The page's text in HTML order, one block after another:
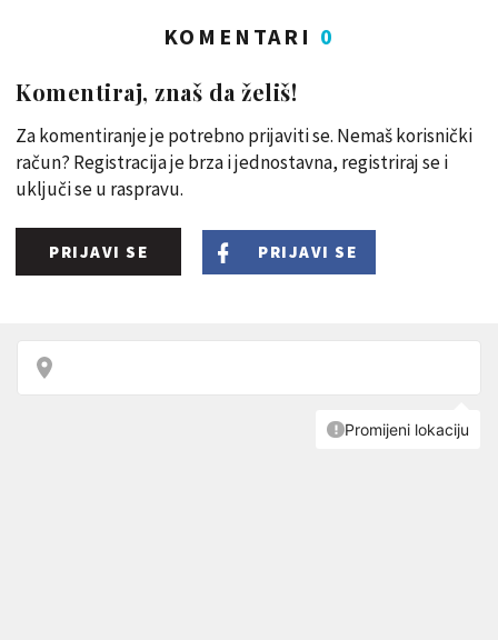
KOMENTARI 0
Komentiraj, znaš da želiš!
Za komentiranje je potrebno prijaviti se. Nemaš korisnički
račun? Registracija je brza i jednostavna, registriraj se i
uključi se u raspravu.
PRIJAVI SE PRIJAVI SE